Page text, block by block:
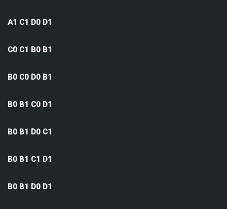
A1 C1 D0 D1
C0 C1 B0 B1
B0 C0 D0 B1
B0 B1 C0 D1
B0 B1 D0 C1
B0 B1 C1 D1
B0 B1 D0 D1